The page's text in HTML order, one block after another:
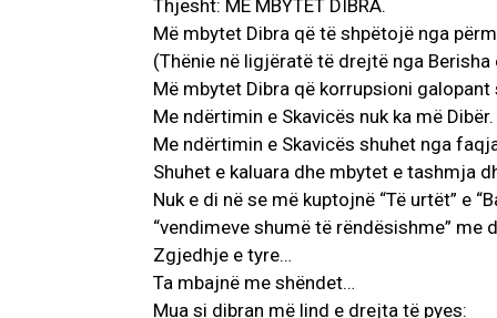
Thjesht: MË MBYTET DIBRA.
Më mbytet Dibra që të shpëtojë nga
(Thënie në ligjëratë të drejtë nga Berisha
Më mbytet Dibra që korrupsioni
Me ndërtimin e Skavicës nuk ka më Dibër.
Me ndërtimin e Skavicës shuhet nga
Shuhet e kaluara dhe mbytet e tashmja
Nuk e di në se më kuptojnë “Të urtët” e
“vendimeve shumë të rëndësishme” me
Zgjedhje e tyre…
Ta mbajnë me shëndet…
Mua si dibran më lind e drejta të pyes: